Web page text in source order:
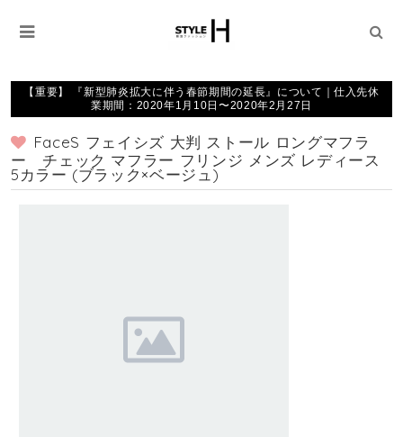
【重要】 『新型肺炎拡大に伴う春節期間の延長』について｜仕入先休
業期間：2020年1月10日〜2020年2月27日
FaceS フェイシズ 大判 ストール ロングマフラ
ー チェック マフラー フリンジ メンズ レディース
5カラー (ブラック×ベージュ)